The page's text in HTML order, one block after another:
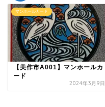
マンホールカード
【美作市A001】マンホールカ
ード
2024年3月9日